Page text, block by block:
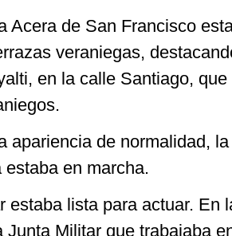
Acera de San Francisco
veraniegas,
en la calle Santiago,
apariencia de normalidad,
en marcha.
estaba lista para actuar. En
Junta Militar que trabajaba